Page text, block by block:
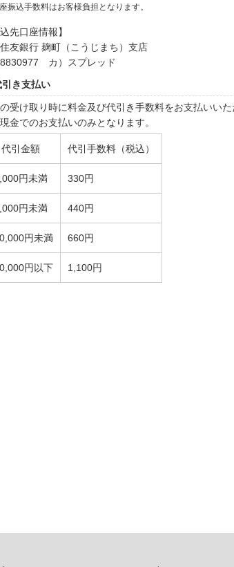
振込手数料はお客様負担となります。
込先口座情報】
友銀行 麹町（こうじまち）支店
カ）スプレッド
引き支払い
受け取り時に料金及び代引き手数料をお支払いい
金でのお支払いのみとなります。
代引金額 代引手数料（税込）
円未満 330円
円未満 440円
円未満 660円
円以下 1,100円